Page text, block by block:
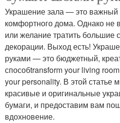
Украшение зала — это важный
комфортного дома. Однако не
или желание тратить большие
декорации. Выход есть!
руками — это бюджетный,
способtransform your living
your personality. В этой статье
красивые и оригинальные
бумаги, и предоставим вам
вдохновение.